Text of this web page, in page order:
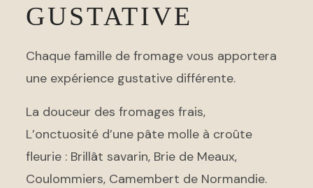
GUSTATIVE
Chaque famille de fromage vous apportera
une expérience gustative différente.
La douceur des fromages frais,
L’onctuosité d’une pâte molle à croûte
fleurie : Brillât savarin, Brie de Meaux,
Coulommiers, Camembert de Normandie.